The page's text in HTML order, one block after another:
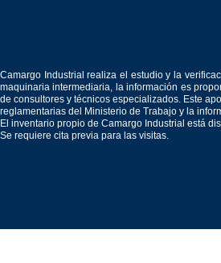
Camargo Industrial realiza el estudio y la
maquinaria intermediaria, la información es
de consultores y técnicos especializados. Este
reglamentarias del Ministerio de Trabajo y la
El inventario propio de Camargo Industrial está
Se requiere cita previa para las visitas.